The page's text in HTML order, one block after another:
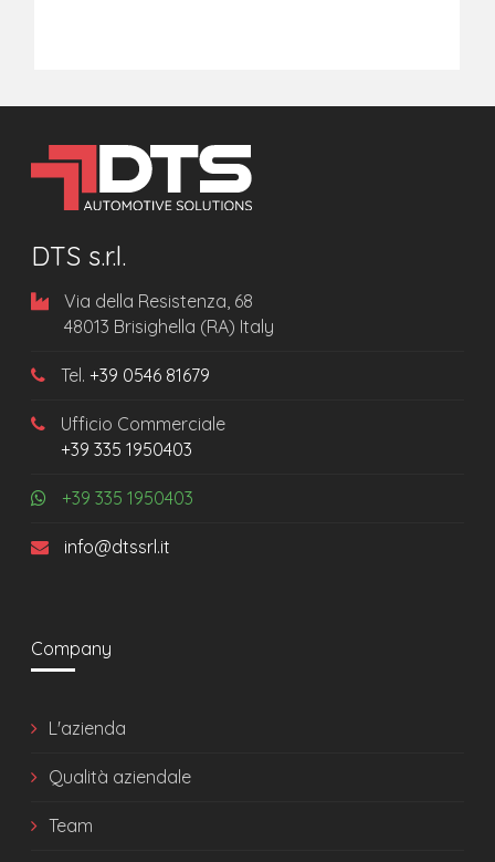
DTS s.r.l.
Via della Resistenza, 68
48013 Brisighella (RA) Italy
Tel.+39 0546 81679
Ufficio Commerciale
+39 335 1950403
+39 335 1950403
info@dtssrl.it
Company
L'azienda
Qualità aziendale
Team